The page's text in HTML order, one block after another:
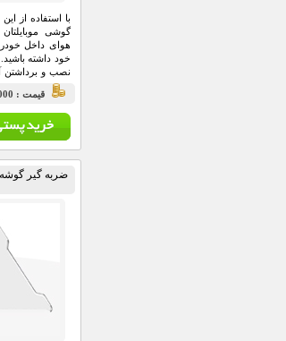
با استفاده از
گوشی
هوای داخل
خود داشته باشید.
نصب و
6 اینچی را درون خود نگه‌دارند.
قيمت : 128,000 تومان
ضربه گیر گوشه